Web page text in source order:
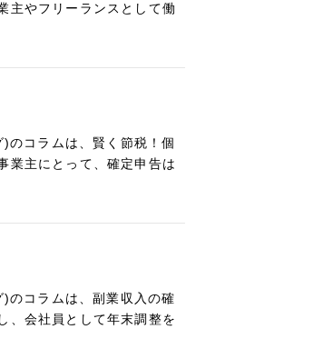
主やフリーランスとして働
のコラムは、賢く節税！個
業主にとって、確定申告は
のコラムは、副業収入の確
、会社員として年末調整を